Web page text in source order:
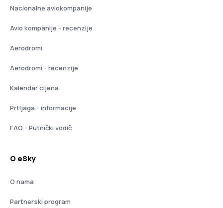
Nacionalne aviokompanije
Avio kompanije - recenzije
Aerodromi
Aerodromi - recenzije
Kalendar cijena
Prtljaga - informacije
FAQ - Putnički vodič
O eSky
O nama
Partnerski program